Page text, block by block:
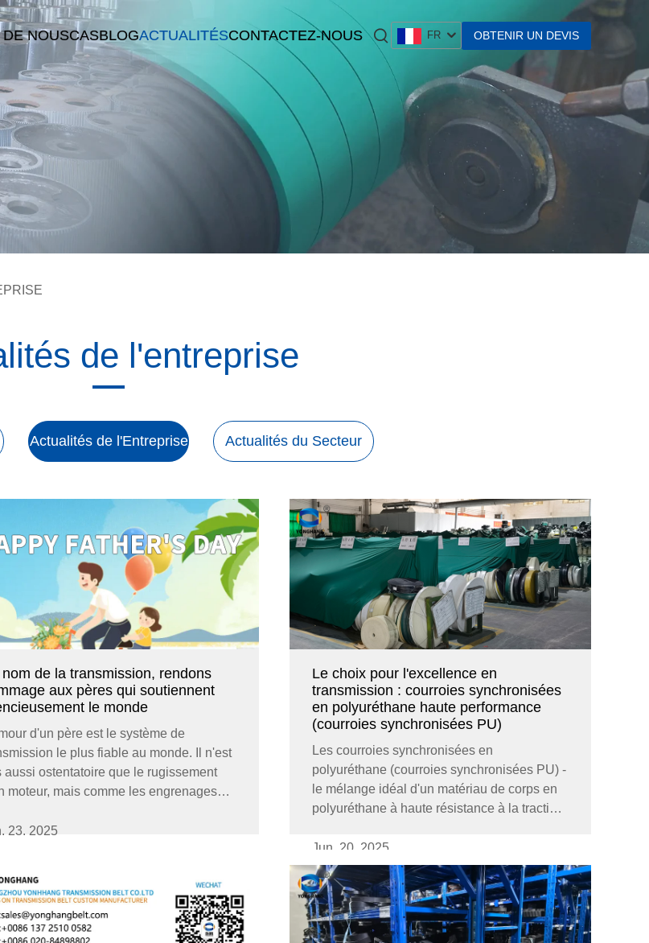
NOUSCASBLOGACTUALITÉSCONTACTEZ-NOUS FR OBTENIR UN DEVIS
de l'entreprise
Actualités de l'Entreprise Actualités du Secteur
de la transmission, rendons
aux pères qui soutiennent
le monde
d'un père est le système de
le plus fiable au monde. Il n'est
aussi ostentatoire que le rugissement
moteur, mais comme les engrenages
le soutien central pour que toute
23. 2025
Le choix pour l'excellence en
transmission : courroies synchronisées
en polyuréthane haute performance
(courroies synchronisées PU)
Les courroies synchronisées en
polyuréthane (courroies synchronisées PU) -
le mélange idéal d'un matériau de corps en
polyuréthane à haute résistance à la traction
devenue la base fiable des transmissions
industrielles. Les courroies synchronisées
PU ne transmettent pas seulement la
puissance ; elles ...
Jun. 20. 2025